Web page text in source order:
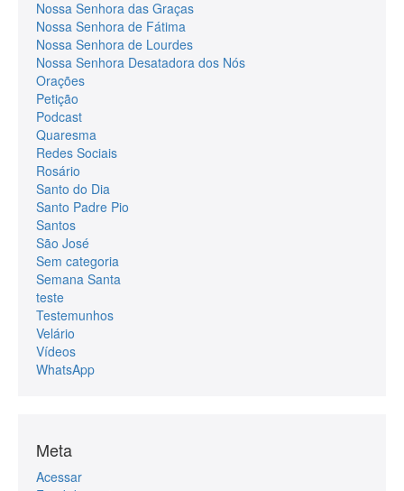
Nossa Senhora das Graças
Nossa Senhora de Fátima
Nossa Senhora de Lourdes
Nossa Senhora Desatadora dos Nós
Orações
Petição
Podcast
Quaresma
Redes Sociais
Rosário
Santo do Dia
Santo Padre Pio
Santos
São José
Sem categoria
Semana Santa
teste
Testemunhos
Velário
Vídeos
WhatsApp
Meta
Acessar